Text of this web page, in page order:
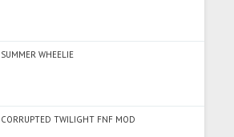
SUMMER WHEELIE
CORRUPTED TWILIGHT FNF MOD